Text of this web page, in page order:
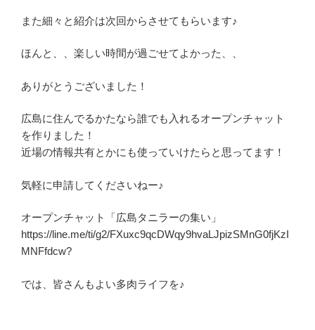
また細々と紹介は次回からさせてもらいます♪
ほんと、、楽しい時間が過ごせてよかった、、
ありがとうございました！
広島に住んでるかたなら誰でも入れるオープンチャット
を作りました！
近場の情報共有とかにも使っていけたらと思ってます！
気軽に申請してくださいねー♪
オープンチャット「広島タニラーの集い」
https://line.me/ti/g2/FXuxc9qcDWqy9hvaLJpizSMnG0fjKzI
MNFfdcw?
では、皆さんもよい多肉ライフを♪